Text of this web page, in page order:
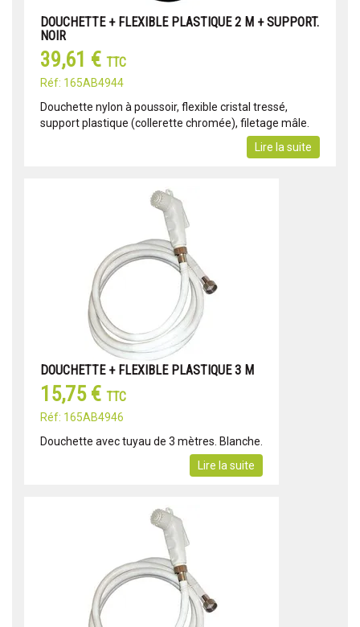
DOUCHETTE + FLEXIBLE PLASTIQUE 2 M + SUPPORT.
NOIR
39,61 € TTC
Réf: 165AB4944
Douchette nylon à poussoir, flexible cristal tressé,
support plastique (collerette chromée), filetage mâle.
Lire la suite
DOUCHETTE + FLEXIBLE PLASTIQUE 3 M
15,75 € TTC
Réf: 165AB4946
Douchette avec tuyau de 3 mètres. Blanche.
Lire la suite